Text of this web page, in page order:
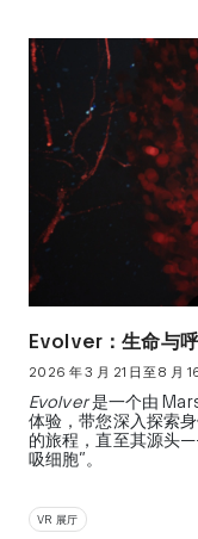
Evolver：生命与
2026 年 3 月 21 日至 8 月
Evolver是一个由
体验，带您深入探索
的旅程，直至其源头
吸细胞”。
VR 展厅